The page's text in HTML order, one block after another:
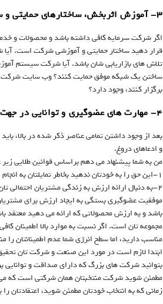
۳- آموزش اثربخش، ساختارهای حمایتی و سیستم بجا و مناسب
اگر شرکت سرمایه کافی داشته باشد و محصولات و
قرار دهید ساختار حمایتی و آموزشی شرکت است. آیا
تلاش های بازاریابی شان باشد. آیا شرکت سیستم
ساختن یک شبکه موفق حمایت کنند؟ وب سایت شرکت
برگزار کنند، وجود دارد؟
۴- مهارت های عضوگیری و توانایی در جهت ایجاد ارزش حقیقی برای مشتریان احتمالی
بعد از وجود داشتن تمامی عناصر ذکر شده در بالا،
و ادعاهای دروغ.
من به شما پیشنهاد می دهم براساس قوانین طلایی
۱-این حق را به خودتان ندهید بخاطر تمایلتان به انجام این کار، دیگران را مجبور به انجام این کار کنید.
۲-به دنبال ارائه ارزش به زندگی مشتریان احتمالی تان باشید.
موفقیت عضوگیری بستگی به ایجاد ارزش برای
باشد و به ارزش محصولاتی که ارائه می دهید معتقد
مجموعه تان است. اگر نسبت به موارد بالا اطمینان
مناسب دارید، اما سطح انرژی شما عدم اطمینانتان
ابتدا لازم است در مورد این صنعت و شرکت تان تحقیق
بتوانید شرکت های بزرگ که دارای صداقت و
مطمئن شوید شرکت منتخبتان همان شرکتی است که می
زمانی که به انتخاب خودتان مطمئن شوید، اعتقادتان